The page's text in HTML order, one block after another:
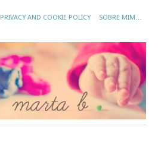
PRIVACY AND COOKIE POLICY SOBRE MIM…